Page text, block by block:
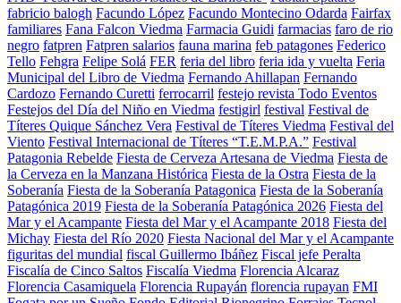
fabricio balogh Facundo López Facundo Montecino Odarda Fairfax
familiares Fana Falcon Viedma Farmacia Guidi farmacias faro de rio
negro fatpren Fatpren salarios fauna marina feb patagones Federico
Tello Fehgra Felipe Solá FER feria del libro feria ida y vuelta Feria
Municipal del Libro de Viedma Fernando Ahillapan Fernando
Cardozo Fernando Curetti ferrocarril festejo revista Todo Eventos
Festejos del Día del Niño en Viedma festigirl festival Festival de
Títeres Quique Sánchez Vera Festival de Títeres Viedma Festival del
Viento Festival Internacional de Títeres “T.E.M.P.A.” Festival
Patagonia Rebelde Fiesta de Cerveza Artesana de Viedma Fiesta de
la Cerveza en la Manzana Histórica Fiesta de la Ostra Fiesta de la
Soberanía Fiesta de la Soberanía Patagonica Fiesta de la Soberanía
Patagónica 2019 Fiesta de la Soberanía Patagónica 2026 Fiesta del
Mar y el Acampante Fiesta del Mar y el Acampante 2018 Fiesta del
Michay Fiesta del Río 2020 Fiesta Nacional del Mar y el Acampante
figuritas del mundial fiscal Guillermo Ibáñez Fiscal jefe Peralta
Fiscalía de Cinco Saltos Fiscalía Viedma Florencia Alcaraz
Florencia Casamiquela Florencia Rupayán florencia rupayan FMI